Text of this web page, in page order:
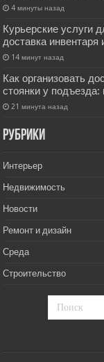
4 минуты назад
Курьерские услуги
доставка инвентаря
14 минут назад
Как организовать
стоянки у подъезда:
21 минута назад
РУбрики
Интерьер
Недвижимость
Новости
Ремонт и дизайн
Среда
Строительство